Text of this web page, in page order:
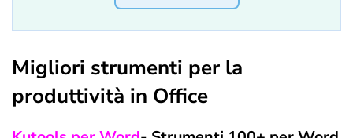
Migliori strumenti per la
produttività in Office